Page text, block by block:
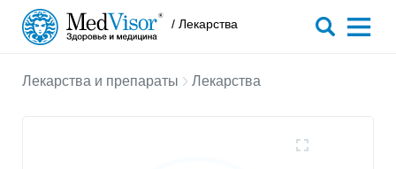
/ Лекарства
Лекарства и препараты Лекарства